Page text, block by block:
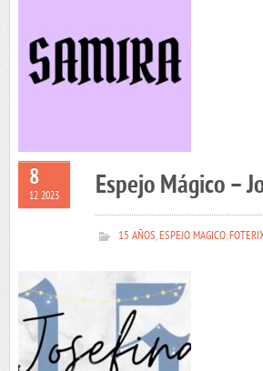
8
12 2023 Espejo Mágico –
15 AÑOS,ESPEJO MAGICO,